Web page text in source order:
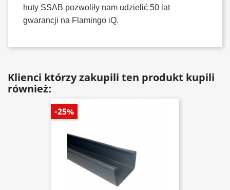
huty SSAB pozwoliły nam udzielić 50 lat
gwarancji na Flamingo iQ.
Klienci którzy zakupili ten produkt kupili
również:
-25%